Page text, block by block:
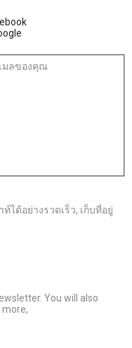
มลของคุณ
ได้อย่างรวดเร็ว, เก็บที่อยู่
You will also